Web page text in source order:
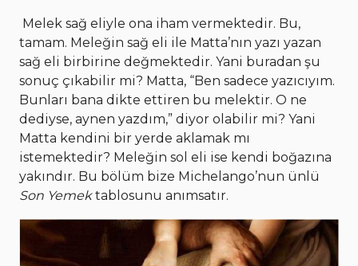
Melek sağ eliyle ona iham vermektedir. Bu,
tamam. Meleğin sağ eli ile Matta’nın yazı yazan
sağ eli birbirine değmektedir. Yani buradan şu
sonuç çıkabilir mi? Matta, “Ben sadece yazıcıyım.
Bunları bana dikte ettiren bu melektir. O ne
dediyse, aynen yazdım,” diyor olabilir mi? Yani
Matta kendini bir yerde aklamak mı
istemektedir? Meleğin sol eli ise kendi boğazına
yakındır. Bu bölüm bize Michelango’nun ünlü
Son Yemektablosunu anımsatır.